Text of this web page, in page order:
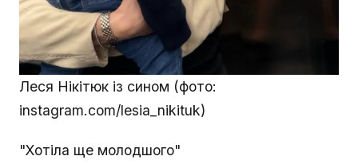
Леся Нікітюк із сином (фото:
instagram.com/lesia_nikituk)
"Хотіла ще молодшого"